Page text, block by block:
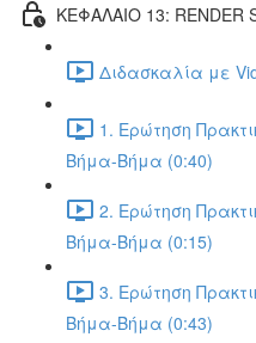
ΚΕΦΑΛΑΙΟ 13:
Διδασκαλία με
1. Ερώτηση
Βήμα-Βήμα (0:40)
2. Ερώτηση
Βήμα-Βήμα (0:15)
3. Ερώτηση
Βήμα-Βήμα (0:43)